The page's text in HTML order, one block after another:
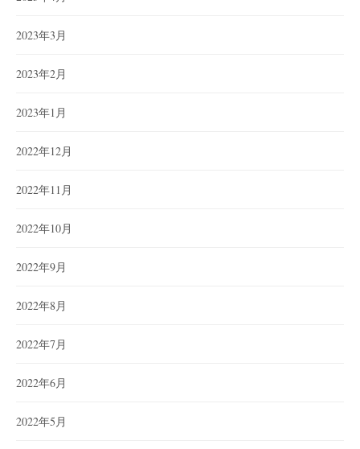
2023年3月
2023年2月
2023年1月
2022年12月
2022年11月
2022年10月
2022年9月
2022年8月
2022年7月
2022年6月
2022年5月